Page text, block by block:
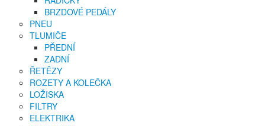
BRZDOVÉ PEDÁLY
PNEU
TLUMIČE
PŘEDNÍ
ZADNÍ
ŘETĚZY
ROZETY A KOLEČKA
LOŽISKA
FILTRY
ELEKTRIKA